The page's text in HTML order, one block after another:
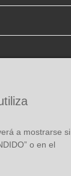
a mostrarse si
o en el